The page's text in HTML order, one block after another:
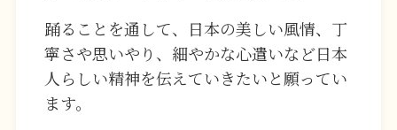
踊ることを通して、日本の美しい風情、丁
寧さや思いやり、細やかな心遣いなど日本
人らしい精神を伝えていきたいと願ってい
ます。